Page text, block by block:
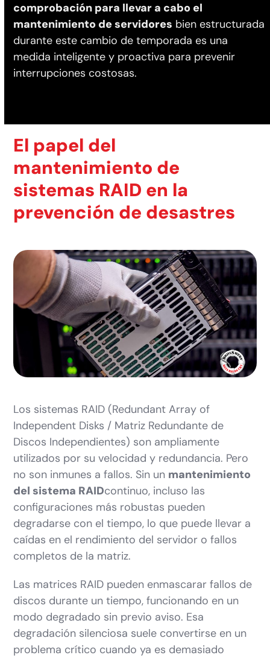
comprobación para llevar a cabo el
mantenimiento de servidores bien estructurada
durante este cambio de temporada es una
medida inteligente y proactiva para prevenir
interrupciones costosas.
El papel del
mantenimiento de
sistemas RAID en la
prevención de desastres
Los sistemas RAID (Redundant Array of
Independent Disks / Matriz Redundante de
Discos Independientes) son ampliamente
utilizados por su velocidad y redundancia. Pero
no son inmunes a fallos. Sin un mantenimiento
del sistema RAIDcontinuo, incluso las
configuraciones más robustas pueden
degradarse con el tiempo, lo que puede llevar a
caídas en el rendimiento del servidor o fallos
completos de la matriz.
Las matrices RAID pueden enmascarar fallos de
discos durante un tiempo, funcionando en un
modo degradado sin previo aviso. Esa
degradación silenciosa suele convertirse en un
problema crítico cuando ya es demasiado